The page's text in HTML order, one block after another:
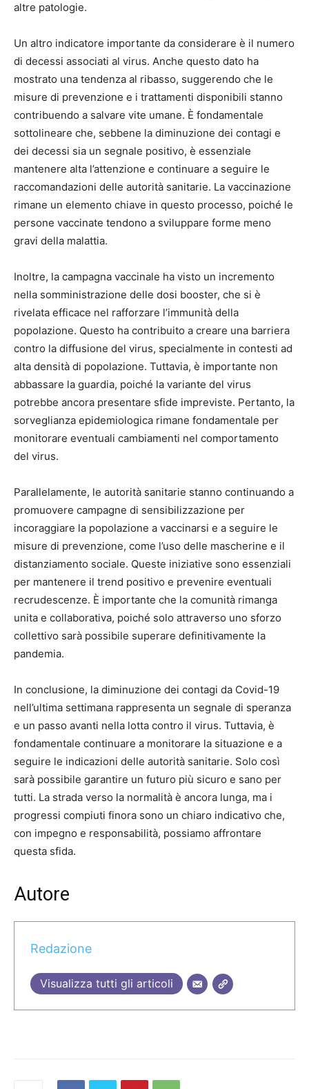
altre patologie.
Un altro indicatore importante da considerare è il numero
di decessi associati al virus. Anche questo dato ha
mostrato una tendenza al ribasso, suggerendo che le
misure di prevenzione e i trattamenti disponibili stanno
contribuendo a salvare vite umane. È fondamentale
sottolineare che, sebbene la diminuzione dei contagi e
dei decessi sia un segnale positivo, è essenziale
mantenere alta l’attenzione e continuare a seguire le
raccomandazioni delle autorità sanitarie. La vaccinazione
rimane un elemento chiave in questo processo, poiché le
persone vaccinate tendono a sviluppare forme meno
gravi della malattia.
Inoltre, la campagna vaccinale ha visto un incremento
nella somministrazione delle dosi booster, che si è
rivelata efficace nel rafforzare l’immunità della
popolazione. Questo ha contribuito a creare una barriera
contro la diffusione del virus, specialmente in contesti ad
alta densità di popolazione. Tuttavia, è importante non
abbassare la guardia, poiché la variante del virus
potrebbe ancora presentare sfide impreviste. Pertanto, la
sorveglianza epidemiologica rimane fondamentale per
monitorare eventuali cambiamenti nel comportamento
del virus.
Parallelamente, le autorità sanitarie stanno continuando a
promuovere campagne di sensibilizzazione per
incoraggiare la popolazione a vaccinarsi e a seguire le
misure di prevenzione, come l’uso delle mascherine e il
distanziamento sociale. Queste iniziative sono essenziali
per mantenere il trend positivo e prevenire eventuali
recrudescenze. È importante che la comunità rimanga
unita e collaborativa, poiché solo attraverso uno sforzo
collettivo sarà possibile superare definitivamente la
pandemia.
In conclusione, la diminuzione dei contagi da Covid-19
nell’ultima settimana rappresenta un segnale di speranza
e un passo avanti nella lotta contro il virus. Tuttavia, è
fondamentale continuare a monitorare la situazione e a
seguire le indicazioni delle autorità sanitarie. Solo così
sarà possibile garantire un futuro più sicuro e sano per
tutti. La strada verso la normalità è ancora lunga, ma i
progressi compiuti finora sono un chiaro indicativo che,
con impegno e responsabilità, possiamo affrontare
questa sfida.
Autore
Redazione
Visualizza tutti gli articoli